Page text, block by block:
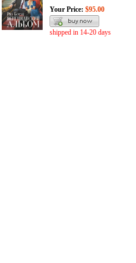
Your Price: $95.00
shipped in 14-20 days